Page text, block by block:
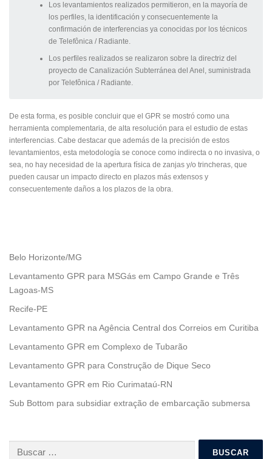
Los levantamientos realizados permitieron, en la mayoría de
los perfiles, la identificación y consecuentemente la
confirmación de interferencias ya conocidas por los técnicos
de Telefônica / Radiante.
Los perfiles realizados se realizaron sobre la directriz del
proyecto de Canalización Subterránea del Anel, suministrada
por Telefônica / Radiante.
De esta forma, es posible concluir que el GPR se mostró como una
herramienta complementaria, de alta resolución para el estudio de estas
interferencias. Cabe destacar que además de la precisión de estos
levantamientos, esta metodología se conoce como indirecta o no invasiva, o
sea, no hay necesidad de la apertura física de zanjas y/o trincheras, que
pueden causar un impacto directo en plazos más extensos y
consecuentemente daños a los plazos de la obra.
Belo Horizonte/MG
Levantamento GPR para MSGás em Campo Grande e Três
Lagoas-MS
Recife-PE
Levantamento GPR na Agência Central dos Correios em Curitiba
Levantamento GPR em Complexo de Tubarão
Levantamento GPR para Construção de Dique Seco
Levantamento GPR em Rio Curimataú-RN
Sub Bottom para subsidiar extração de embarcação submersa